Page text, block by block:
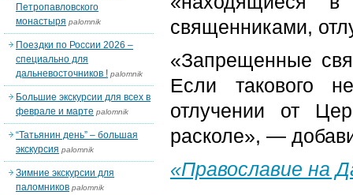
священниками,
«Запрещенные
Если такового
отлучении от
расколе», ―
«Православие на
Петропавловского
монастыря palomnik
Поездки по России 2026 –
специально для
дальневосточников ! palomnik
Большие экскурсии для всех в
феврале и марте palomnik
“Татьянин день” – большая
экскурсия palomnik
Зимние экскурсии для
паломников palomnik